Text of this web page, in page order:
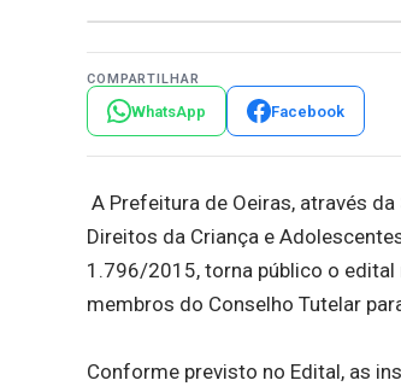
COMPARTILHAR
WhatsApp Facebook
A Prefeitura de Oeiras, através
Direitos da Criança e
1.796/2015, torna público o edital
membros do Conselho Tutelar
Conforme previsto no Edital, as